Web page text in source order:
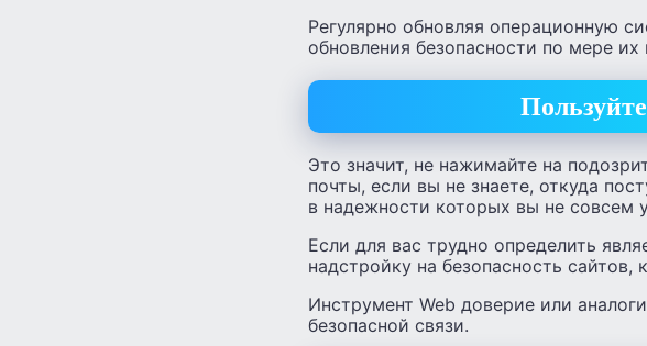
Регулярно обновляя операционную
обновления безопасности по мере
Это значит, не нажимайте на
почты, если вы не знаете, откуда
в надежности которых вы не совсем
Если для вас трудно определить
надстройку на безопасность сайтов,
Инструмент Web доверие или
безопасной связи.